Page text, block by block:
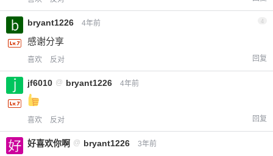
bryant1226 4年前 4
感谢分享
喜欢 反对 回复
jf6010 @ bryant1226 4年前
喜欢 反对 回复
好喜欢你啊 @ bryant1226 3年前